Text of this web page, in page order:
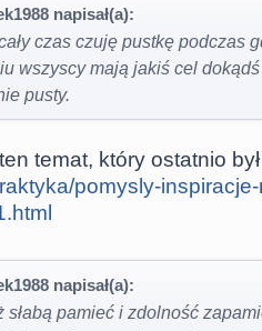
napisał(a):
czas czuję pustkę podczas
wszyscy mają jakiś cel
pusty.
temat, który ostatnio
pomysly-
napisał(a):
słabą pamieć i zdolność